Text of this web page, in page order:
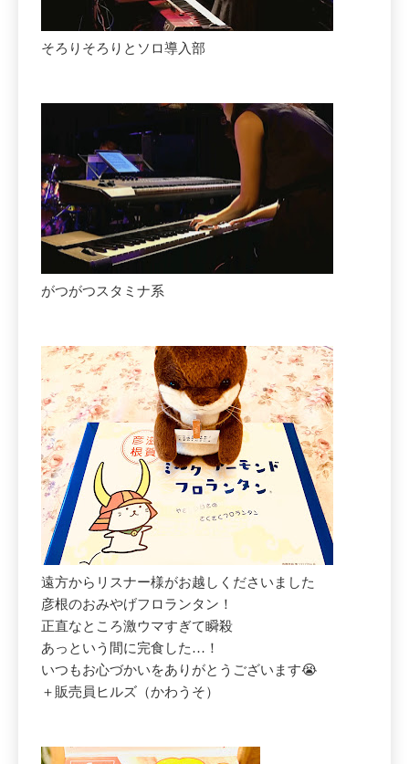
そろりそろりとソロ導入部
がつがつスタミナ系
遠方からリスナー様がお越しくださいました
彦根のおみやげフロランタン！
正直なところ激ウマすぎて瞬殺
あっという間に完食した…！
いつもお心づかいをありがとうございます😭
＋販売員ヒルズ（かわうそ）